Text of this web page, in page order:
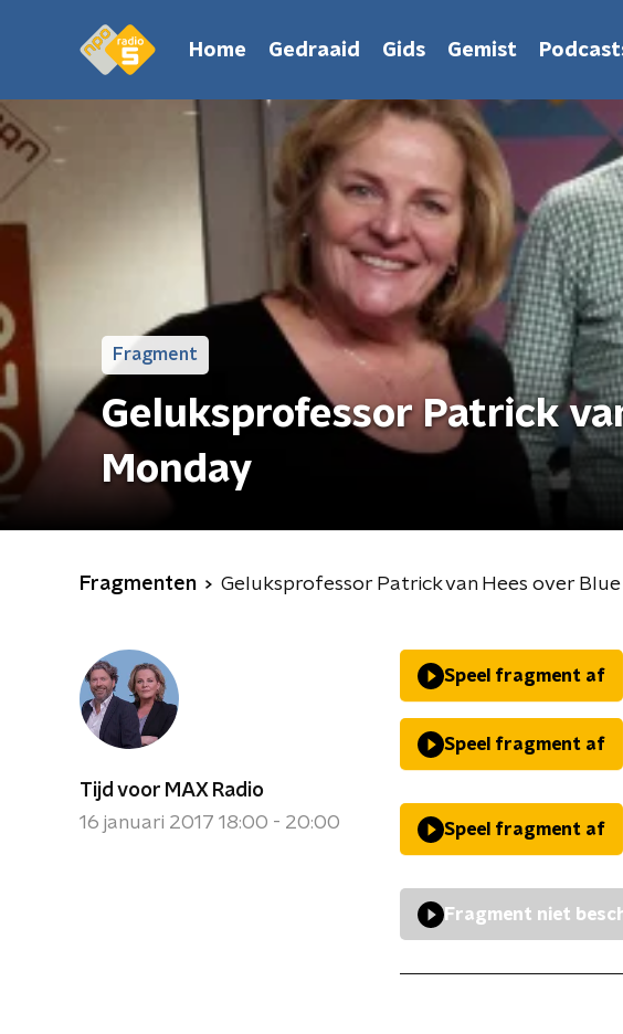
Home Gedraaid Gids Gemist
Fragment
Geluksprofessor Patrick
Monday
Fragmenten Geluksprofessor Patrick van Hees over
Tijd voor MAX Radio
16 januari 2017 18:00 - 20:00
Speel fragment af
Speel fragment af
Speel fragment af
Fragment niet